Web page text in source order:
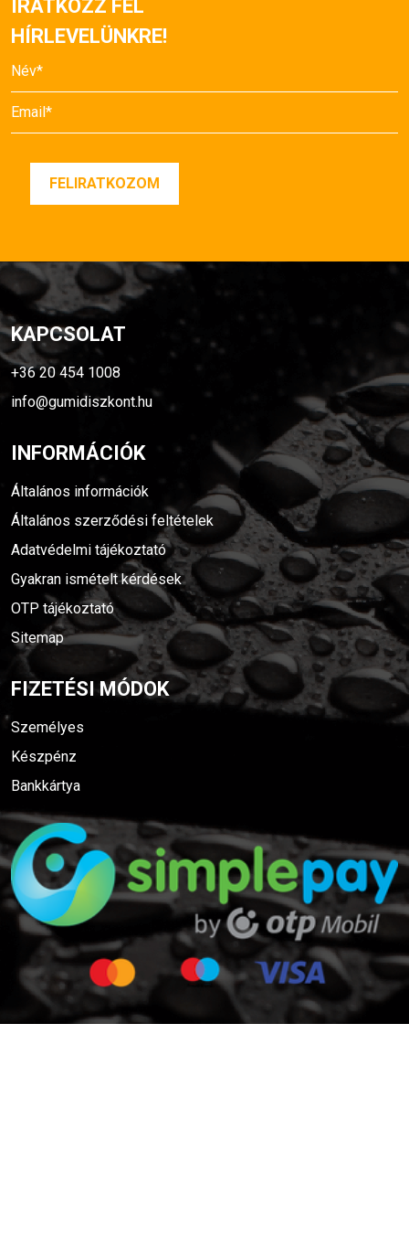
IRATKOZZ FEL
HÍRLEVELÜNKRE!
KAPCSOLAT
+36 20 454 1008
info@gumidiszkont.hu
INFORMÁCIÓK
Általános információk
Általános szerződési feltételek
Adatvédelmi tájékoztató
Gyakran ismételt kérdések
OTP tájékoztató
Sitemap
FIZETÉSI MÓDOK
Személyes
Készpénz
Bankkártya